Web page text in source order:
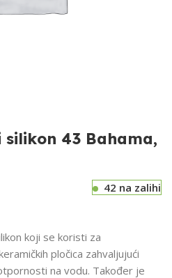
43 Bahama,
42 na zalihi
koji se koristi za
pločica zahvaljujući
na vodu. Također je